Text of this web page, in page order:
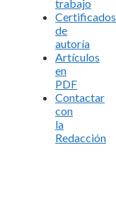
trabajo
Certificados
de
autoría
Artículos
en
PDF
Contactar
con
la
Redacción